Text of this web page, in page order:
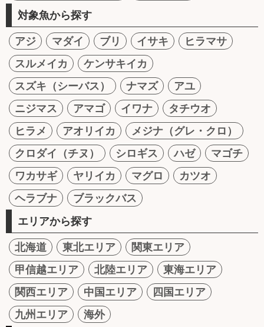
対象魚から探す
アジ マダイ ブリ イサキ
ヒラマサ
スルメイカ
ケンサキイカ
スズキ（シーバス）
ナマズ
アユ
ニジマス
アマゴ イワナ
タチウオ
ヒラメ
アオリイカ
メジナ（グレ・クロ）
クロダイ（チヌ）
シロギス ハゼ
マゴチ
ワカサギ
ヤリイカ マグロ
カツオ
ヘラブナ
ブラックバス
エリアから探す
北海道 東北エリア
関東エリア
甲信越エリア
北陸エリア
東海エリア
関西エリア
中国エリア
四国エリア
九州エリア
海外